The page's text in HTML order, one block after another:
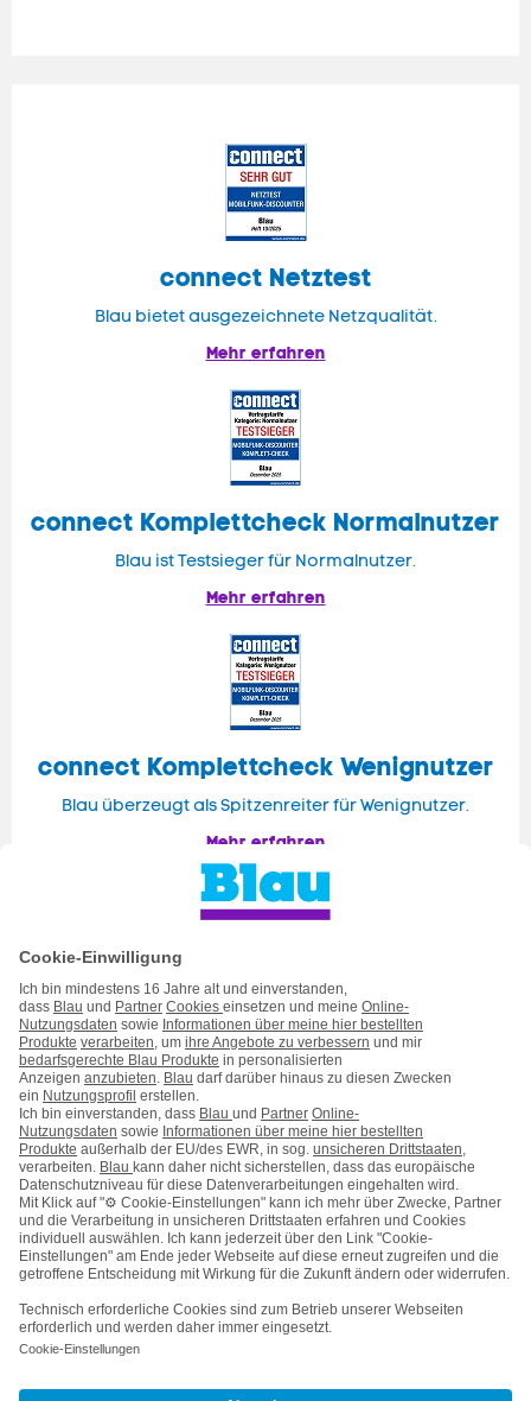
connect Netztest
Blau bietet ausgezeichnete Netzqualität.
Mehr erfahren
connect Komplettcheck Normalnutzer
Blau ist Testsieger für Normalnutzer.
Mehr erfahren
connect Komplettcheck Wenignutzer
Blau überzeugt als Spitzenreiter für Wenignutzer.
Mehr erfahren
Handytarife
Handy auf Raten Service
Kontakt Impressum AGB & Pflichtinformationen
Hinweise ElektroG/BattG Datenschutz
Barrierefreiheit Karriere Cookie-Einstellungen
Kooperations- & Werbepartner Vertrag widerrufen
Vertrag kündigen
Nach oben